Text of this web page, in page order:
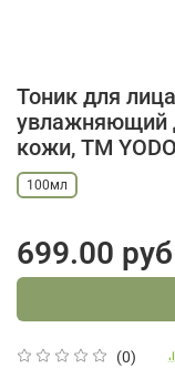
Тоник для
увлажняющий
кожи, ТМ
(0)
100мл
699.00 руб